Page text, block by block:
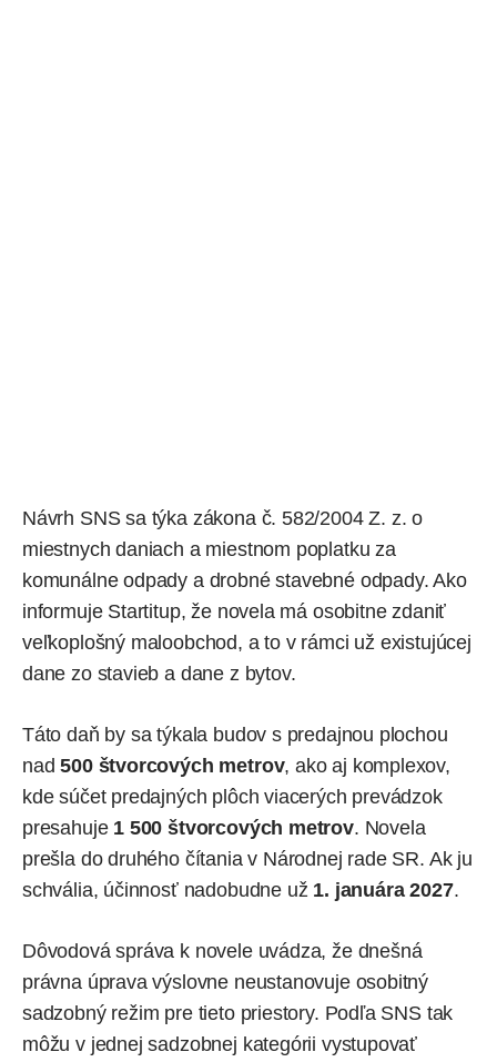
Návrh SNS sa týka zákona č. 582/2004 Z. z. o
miestnych daniach a miestnom poplatku za
komunálne odpady a drobné stavebné odpady. Ako
informujeStartitup, že novela má osobitne zdaniť
veľkoplošný maloobchod, a to v rámci už existujúcej
dane zo stavieb a dane z bytov.
Táto daň by sa týkala budov s predajnou plochou
nad500 štvorcových metrov, ako aj komplexov,
kde súčet predajných plôch viacerých prevádzok
presahuje 1 500 štvorcových metrov. Novela
prešla do druhého čítania v Národnej rade SR. Ak ju
schvália, účinnosť nadobudne už 1. januára 2027.
Dôvodová správa k novele uvádza, že dnešná
právna úprava výslovne neustanovuje osobitný
sadzobný režim pre tieto priestory. Podľa SNS tak
môžu v jednej sadzobnej kategórii vystupovať